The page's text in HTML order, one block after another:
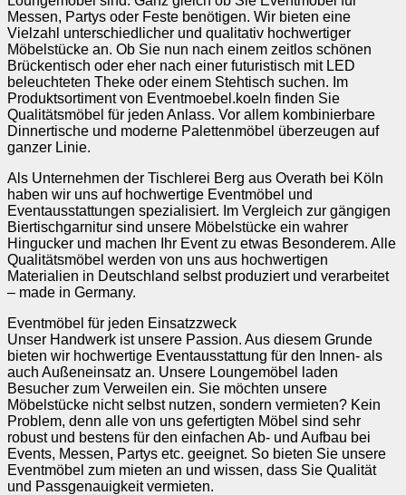
Messen, Partys oder Feste benötigen. Wir bieten eine
Vielzahl unterschiedlicher und qualitativ hochwertiger
Möbelstücke an. Ob Sie nun nach einem zeitlos schönen
Brückentisch oder eher nach einer futuristisch mit LED
beleuchteten Theke oder einem Stehtisch suchen. Im
Produktsortiment von Eventmoebel.koeln finden Sie
Qualitätsmöbel für jeden Anlass. Vor allem kombinierbare
Dinnertische und moderne Palettenmöbel überzeugen auf
ganzer Linie.
Als Unternehmen der Tischlerei Berg aus Overath bei Köln
haben wir uns auf hochwertige Eventmöbel und
Eventausstattungen spezialisiert. Im Vergleich zur gängigen
Biertischgarnitur sind unsere Möbelstücke ein wahrer
Hingucker und machen Ihr Event zu etwas Besonderem. Alle
Qualitätsmöbel werden von uns aus hochwertigen
Materialien in Deutschland selbst produziert und verarbeitet
– made in Germany.
Eventmöbel für jeden Einsatzzweck
Unser Handwerk ist unsere Passion. Aus diesem Grunde
bieten wir hochwertige Eventausstattung für den Innen- als
auch Außeneinsatz an. Unsere Loungemöbel laden
Besucher zum Verweilen ein. Sie möchten unsere
Möbelstücke nicht selbst nutzen, sondern vermieten? Kein
Problem, denn alle von uns gefertigten Möbel sind sehr
robust und bestens für den einfachen Ab- und Aufbau bei
Events, Messen, Partys etc. geeignet. So bieten Sie unsere
Eventmöbel zum mieten an und wissen, dass Sie Qualität
und Passgenauigkeit vermieten.